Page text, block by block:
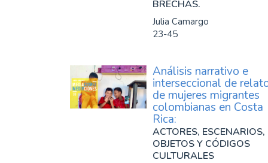
BRECHAS.
Julia Camargo
23-45
Análisis narrativo e
interseccional de
de mujeres migrantes
colombianas en Costa
Rica:
ACTORES, ESCENARIOS,
OBJETOS Y CÓDIGOS
CULTURALES